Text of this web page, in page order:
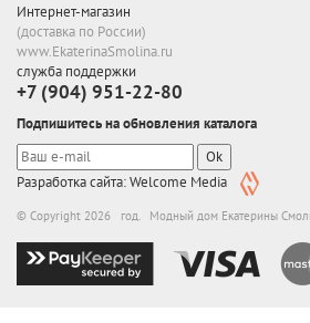
Интернет-магазин
(доставка по России)
www.EkaterinaSmolina.ru
служба поддержки
+7 (904) 951-22-80
Подпишитесь на обновления каталога
Ok
Разработка сайта: Welcome Media
© Copyright 2026 год. Модный дом Екатерины